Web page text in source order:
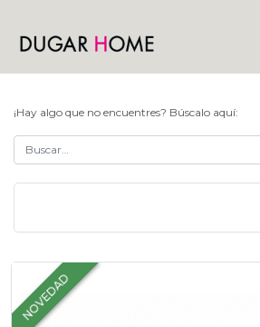
¡Hay algo que no encuentres? Búscalo aquí:
NOVEDAD